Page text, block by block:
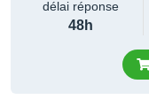
délai réponse
48h